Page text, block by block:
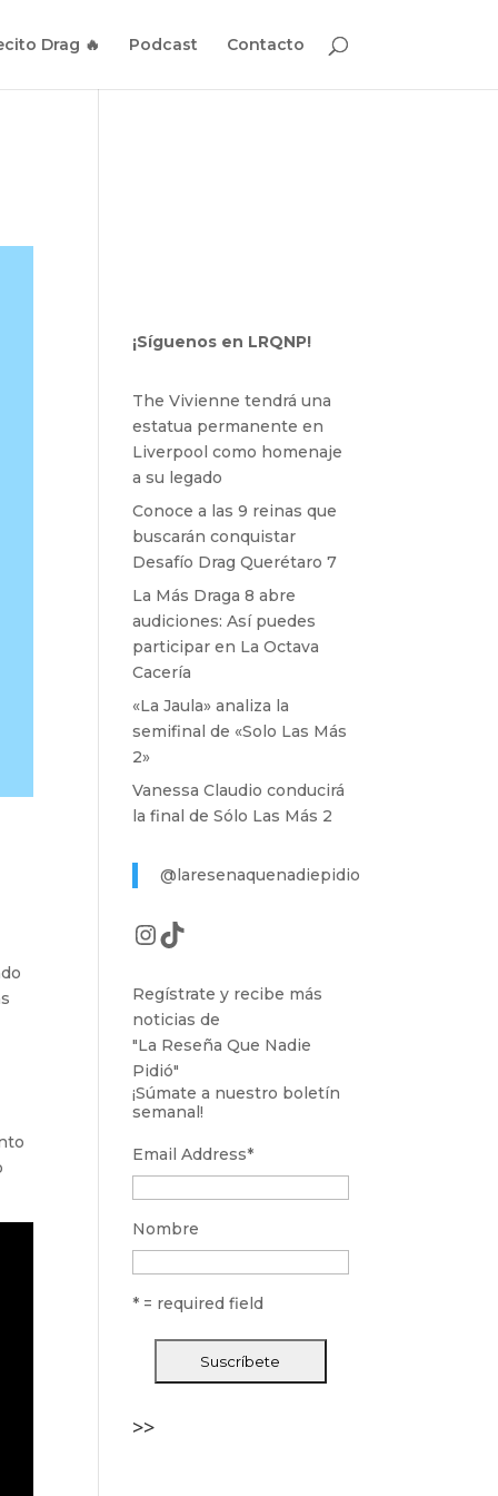
Drag 🔥 Podcast Contacto
¡Síguenos en LRQNP!
The Vivienne tendrá una
estatua permanente en
Liverpool como homenaje
a su legado
Conoce a las 9 reinas que
buscarán conquistar
Desafío Drag Querétaro 7
La Más Draga 8 abre
audiciones: Así puedes
participar en La Octava
Cacería
«La Jaula» analiza la
semifinal de «Solo Las Más
2»
Vanessa Claudio conducirá
la final de Sólo Las Más 2
@laresenaquenadiepidio
Instagram
TikTok
Regístrate y recibe más
noticias de
"La Reseña Que Nadie
Pidió"
¡Súmate a nuestro boletín
semanal!
Email Address*
Nombre
* = required field
>>